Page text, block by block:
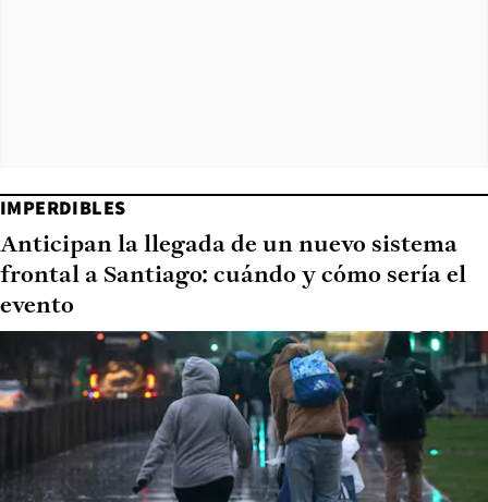
IMPERDIBLES
Anticipan la llegada de un nuevo sistema
frontal a Santiago: cuándo y cómo sería el
evento